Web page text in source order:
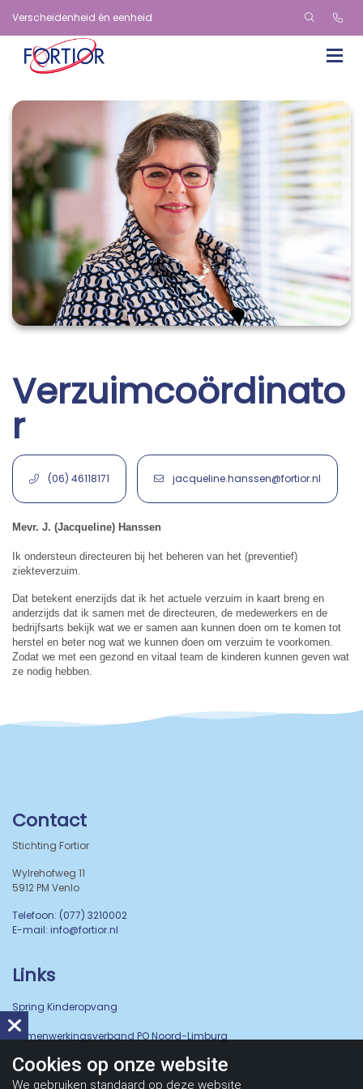
Verscheidenheid én eenheid
Verzuimcoördinato
r
(06) 46118171 jacqueline.hanssen@fortior.nl
Mevr. J. (Jacqueline) Hanssen
Ik ondersteun directeuren bij het beheren van het (preventief)
ziekteverzuim.
Dat betekent enerzijds dat ik het actuele verzuim in kaart breng en
anderzijds dat ik samen met de directeuren, de medewerkers en de
bedrijfsarts bekijk wat we er samen aan kunnen doen om te komen tot
herstel en beter nog wat we kunnen doen om verzuim te voorkomen.
Zodat we met een gezond en vitaal team de kinderen kunnen geven wat
ze nodig hebben.
Contact
Stichting Fortior
Wylrehofweg 11
5912 PM Venlo
Telefoon: (077) 3210002
E-mail: info@fortior.nl
Links
Spring Kinderopvang
Samenwerkingsverband PO Noord-Limburg
Cookies op onze website
We gebruiken standaard op deze website